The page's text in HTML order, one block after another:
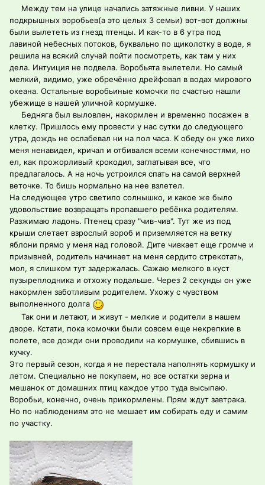
Между тем на улице начались затяжные ливни. У наших
подкрышных воробьев(а это целых 3 семьи) вот-вот должны
были вылететь из гнезд птенцы. И как-то в 6 утра под
лавиной небесных потоков, буквально по щиколотку в воде, я
решила на всякий случай пойти посмотреть, как там у них
дела. Интуиция не подвела. Воробьята вылетели. Но самый
мелкий, видимо, уже обречённо дрейфовал в водах мирового
океана. Остальные воробьиные комочки по счастью нашли
убежище в нашей уличной кормушке.
Бедняга был выловлен, накормлен и временно посажен в
клетку. Пришлось ему провести у нас сутки до следующего
утра, дождь не ослабевал ни на пол часа. К обеду он уже лихо
меня ненавидел, кричал и отбивался всеми конечностями, но
ел, как прожорливый крокодил, заглатывая все, что
предлагалось. А на ночь устроился спать на самой верхней
веточке. То бишь нормально на нее взлетел.
На следующее утро светило солнышко, и какое же было
удовольствие возвращать пропавшего ребёнка родителям.
Разжимаю ладонь. Птенец сразу "чив-чив". Тут же из под
крыши слетает взрослый вороб и приземляется на ветку
яблони прямо у меня над головой. Дите чивкает еще громче и
призывней, родитель начинает на меня сердито стрекотать,
мол, я слишком тут задержалась. Сажаю мелкого в куст
пузыреплодника и отхожу подальше. Через 2 секунды он уже
накормлен заботливым родителем. Ухожу с чувством
выполненного долга
Так они и летают, и живут - мелкие и родители в нашем
дворе. Кстати, пока комочки были совсем еще некрепкие в
полете, все дожди они проводили на кормушке, сбившись в
кучку.
Это первый сезон, когда я не перестала наполнять кормушку и
летом. Специально не покупаем, но все остатки зерна и
мешанок от домашних птиц каждое утро туда высыпаю.
Воробьи, конечно, очень прикормлены. Прям ждут завтрака.
Но по наблюдениям это не мешает им собирать еду и самим
по участку.